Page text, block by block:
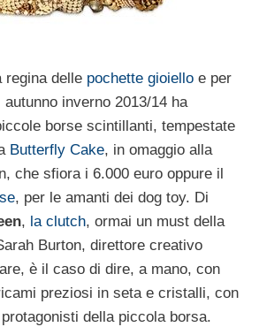
regina delle pochette gioiello e per
autunno inverno 2013/14 ha
borse scintillanti, tempestate
Butterfly Cake, in omaggio alla
che sfiora i 6.000 euro oppure il
, per le amanti dei dog toy. Di
, la clutch, ormai un must della
Burton, direttore creativo
è il caso di dire, a mano, con
preziosi in seta e cristalli, con
della piccola borsa.